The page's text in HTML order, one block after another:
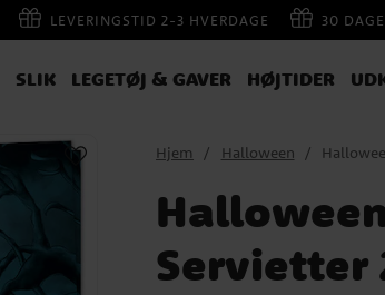
LEVERINGSTID 2-3 HVERDAGE 30
SLIK LEGETØJ & GAVER HØJTIDER
Hjem Halloween
Servietter